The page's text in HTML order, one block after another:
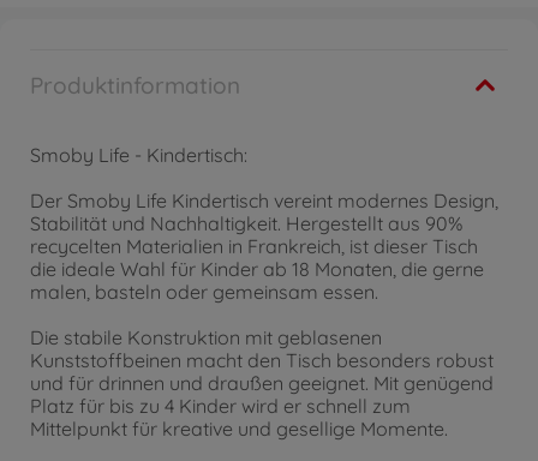
Produktinformation
Smoby Life - Kindertisch:
Der Smoby Life Kindertisch vereint modernes Design,
Stabilität und Nachhaltigkeit. Hergestellt aus 90%
recycelten Materialien in Frankreich, ist dieser Tisch
die ideale Wahl für Kinder ab 18 Monaten, die gerne
malen, basteln oder gemeinsam essen.
Die stabile Konstruktion mit geblasenen
Kunststoffbeinen macht den Tisch besonders robust
und für drinnen und draußen geeignet. Mit genügend
Platz für bis zu 4 Kinder wird er schnell zum
Mittelpunkt für kreative und gesellige Momente.